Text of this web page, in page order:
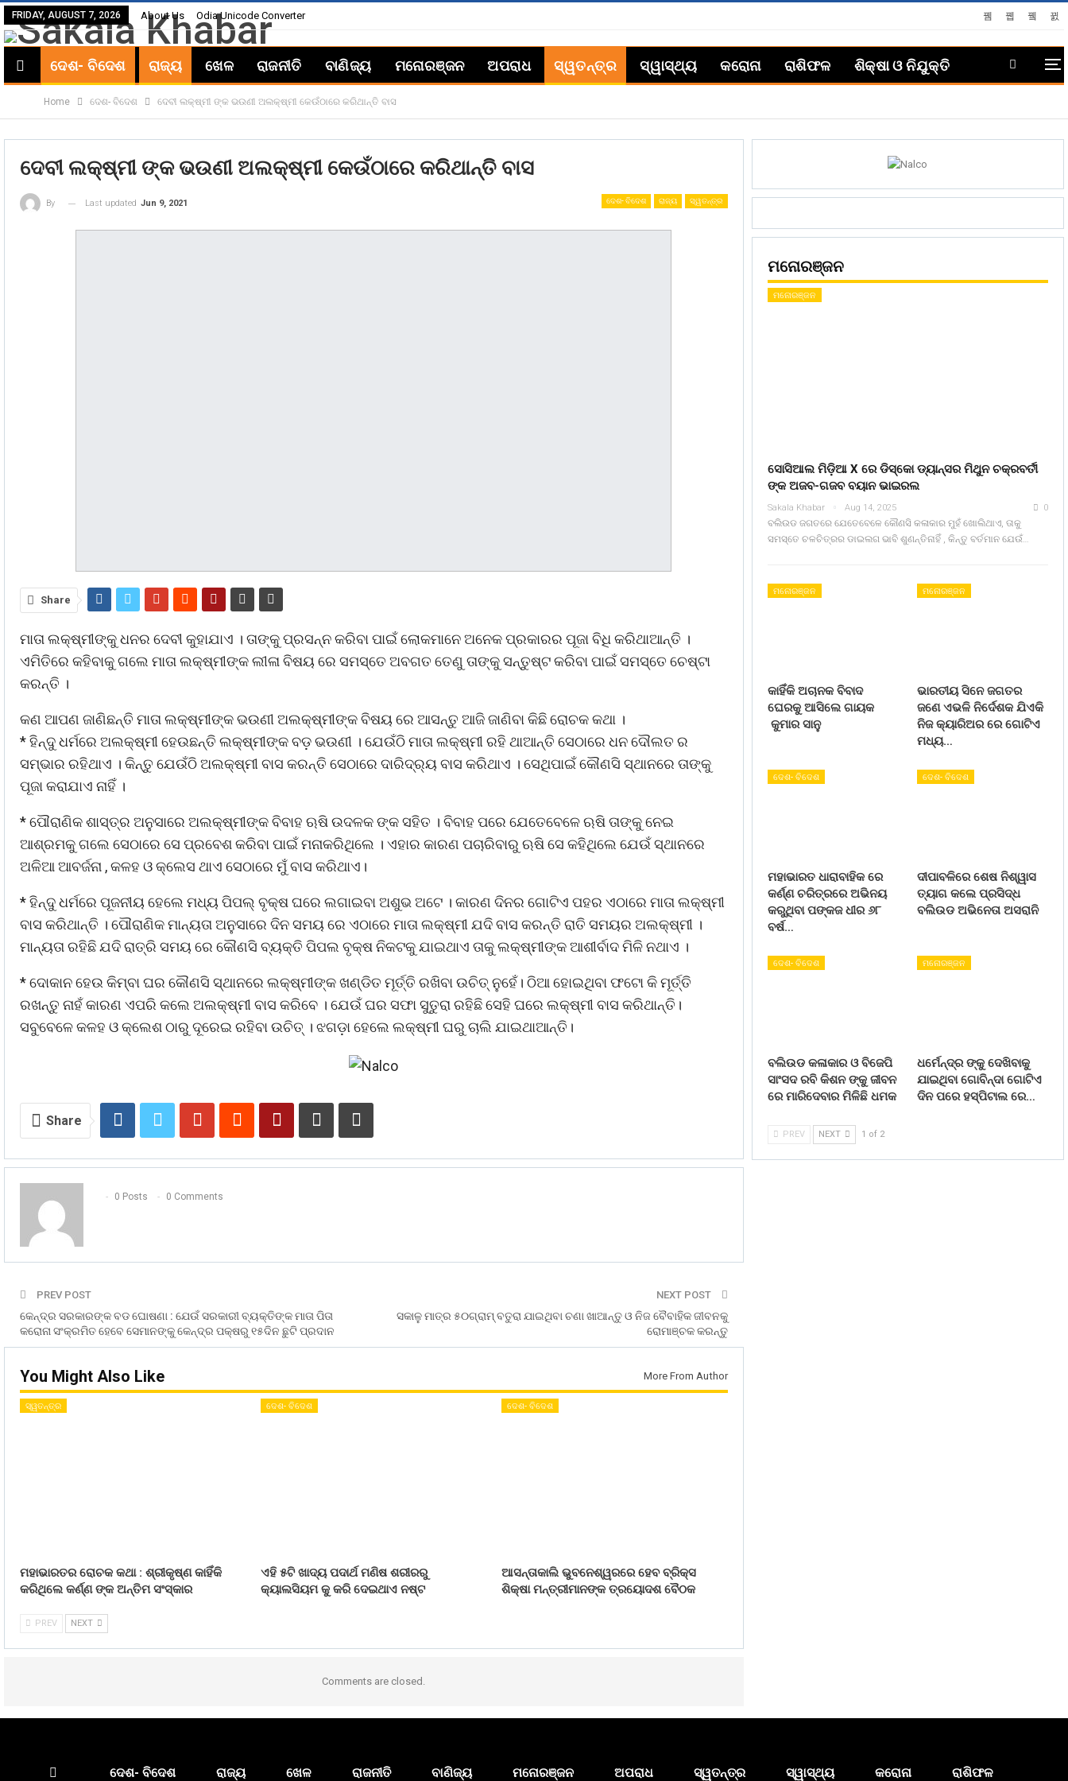
FRIDAY, AUGUST 7, 2026 About Us Odia Unicode Converter
ଦେଶ- ବିଦେଶ ରାଜ୍ୟ ଖେଳ ରାଜନୀତି ବାଣିଜ୍ୟ ମନୋରଞ୍ଜନ ଅପରାଧ ସ୍ୱତନ୍ତ୍ର ସ୍ୱାସ୍ଥ୍ୟ କରୋନା ରାଶିଫଳ ଶିକ୍ଷା ଓ ନିଯୁକ୍ତି
Home ଦେଶ- ବିଦେଶ ଦେବୀ ଲକ୍ଷ୍ମୀ ଙ୍କ ଭଉଣୀ ଅଲକ୍ଷ୍ମୀ କେଉଁଠାରେ କରିଥାନ୍ତି ବାସ
ଦେବୀ ଲକ୍ଷ୍ମୀ ଙ୍କ ଭଉଣୀ ଅଲକ୍ଷ୍ମୀ କେଉଁଠାରେ କରିଥାନ୍ତି ବାସ
ଦେଶ- ବିଦେଶ ରାଜ୍ୟ ସ୍ୱତନ୍ତ୍ର
By Last updated Jun 9, 2021
Share
ମାତା ଲକ୍ଷ୍ମୀଙ୍କୁ ଧନର ଦେବୀ କୁହାଯାଏ । ତାଙ୍କୁ ପ୍ରସନ୍ନ କରିବା ପାଇଁ ଲୋକମାନେ ଅନେକ ପ୍ରକାରର ପୂଜା ବିଧି କରିଥାଆନ୍ତି ।
ଏମିତିରେ କହିବାକୁ ଗଲେ ମାତା ଲକ୍ଷ୍ମୀଙ୍କ ଲୀଳା ବିଷୟ ରେ ସମସ୍ତେ ଅବଗତ ତେଣୁ ତାଙ୍କୁ ସନ୍ତୁଷ୍ଟ କରିବା ପାଇଁ ସମସ୍ତେ ଚେଷ୍ଟା
କରନ୍ତି ।
କଣ ଆପଣ ଜାଣିଛନ୍ତି ମାତା ଲକ୍ଷ୍ମୀଙ୍କ ଭଉଣୀ ଅଲକ୍ଷ୍ମୀଙ୍କ ବିଷୟ ରେ ଆସନ୍ତୁ ଆଜି ଜାଣିବା କିଛି ରୋଚକ କଥା ।
* ହିନ୍ଦୁ ଧର୍ମରେ ଅଲକ୍ଷ୍ମୀ ହେଉଛନ୍ତି ଲକ୍ଷ୍ମୀଙ୍କ ବଡ଼ ଭଉଣୀ । ଯେଉଁଠି ମାତା ଲକ୍ଷ୍ମୀ ରହି ଥାଆନ୍ତି ସେଠାରେ ଧନ ଦୌଲତ ର
ସମ୍ଭାର ରହିଥାଏ । କିନ୍ତୁ ଯେଉଁଠି ଅଲକ୍ଷ୍ମୀ ବାସ କରନ୍ତି ସେଠାରେ ଦାରିଦ୍ର୍ୟ ବାସ କରିଥାଏ । ସେଥିପାଇଁ କୌଣସି ସ୍ଥାନରେ ତାଙ୍କୁ
ପୂଜା କରାଯାଏ ନାହିଁ ।
* ପୌରାଣିକ ଶାସ୍ତ୍ର ଅନୁସାରେ ଅଲକ୍ଷ୍ମୀଙ୍କ ବିବାହ ଋଷି ଉଦଳକ ଙ୍କ ସହିତ । ବିବାହ ପରେ ଯେତେବେଳେ ଋଷି ତାଙ୍କୁ ନେଇ
ଆଶ୍ରମକୁ ଗଲେ ସେଠାରେ ସେ ପ୍ରବେଶ କରିବା ପାଇଁ ମନାକରିଥିଲେ । ଏହାର କାରଣ ପଚାରିବାରୁ ଋଷି ସେ କହିଥିଲେ ଯେଉଁ ସ୍ଥାନରେ
ଅଳିଆ ଆବର୍ଜନା , କଳହ ଓ କ୍ଲେସ ଥାଏ ସେଠାରେ ମୁଁ ବାସ କରିଥାଏ।
* ହିନ୍ଦୁ ଧର୍ମରେ ପୂଜନୀୟ ହେଲେ ମଧ୍ୟ ପିପଲ୍ ବୃକ୍ଷ ଘରେ ଲଗାଇବା ଅଶୁଭ ଅଟେ । କାରଣ ଦିନର ଗୋଟିଏ ପହର ଏଠାରେ ମାତା ଲକ୍ଷ୍ମୀ
ବାସ କରିଥାନ୍ତି । ପୌରାଣିକ ମାନ୍ୟତା ଅନୁସାରେ ଦିନ ସମୟ ରେ ଏଠାରେ ମାତା ଲକ୍ଷ୍ମୀ ଯଦି ବାସ କରନ୍ତି ରାତି ସମୟର ଅଲକ୍ଷ୍ମୀ ।
ମାନ୍ୟତା ରହିଛି ଯଦି ରାତ୍ରି ସମୟ ରେ କୌଣସି ବ୍ୟକ୍ତି ପିପଲ ବୃକ୍ଷ ନିକଟକୁ ଯାଇଥାଏ ତାକୁ ଲକ୍ଷ୍ମୀଙ୍କ ଆଶୀର୍ବାଦ ମିଳି ନଥାଏ ।
* ଦୋକାନ ହେଉ କିମ୍ବା ଘର କୌଣସି ସ୍ଥାନରେ ଲକ୍ଷ୍ମୀଙ୍କ ଖଣ୍ଡିତ ମୂର୍ତ୍ତି ରଖିବା ଉଚିତ୍ ନୁହେଁ। ଠିଆ ହୋଇଥିବା ଫଟୋ କି ମୂର୍ତ୍ତି
ରଖନ୍ତୁ ନାହଁ କାରଣ ଏପରି କଲେ ଅଲକ୍ଷ୍ମୀ ବାସ କରିବେ । ଯେଉଁ ଘର ସଫା ସୁତୁରା ରହିଛି ସେହି ଘରେ ଲକ୍ଷ୍ମୀ ବାସ କରିଥାନ୍ତି।
ସବୁବେଳେ କଳହ ଓ କ୍ଲେଶ ଠାରୁ ଦୂରେଇ ରହିବା ଉଚିତ୍ । ଝଗଡ଼ା ହେଲେ ଲକ୍ଷ୍ମୀ ଘରୁ ଚାଲି ଯାଇଥାଆନ୍ତି।
Share
0 Posts 0 Comments
PREV POST
କେନ୍ଦ୍ର ସରକାରଙ୍କ ବଡ ଘୋଷଣା : ଯେଉଁ ସରକାରୀ ବ୍ୟକ୍ତିଙ୍କ ମାତା ପିତା
କରୋନା ସଂକ୍ରମିତ ହେବେ ସେମାନଙ୍କୁ କେନ୍ଦ୍ର ପକ୍ଷରୁ ୧୫ଦିନ ଛୁଟି ପ୍ରଦାନ
NEXT POST
ସକାଳୁ ମାତ୍ର ୫୦ଗ୍ରାମ୍ ବତୁରା ଯାଇଥିବା ଚଣା ଖାଆନ୍ତୁ ଓ ନିଜ ବୈବାହିକ ଜୀବନକୁ
ରୋମାଞ୍ଚକ କରନ୍ତୁ
You Might Also Like More From Author
ସ୍ୱତନ୍ତ୍ର
ମହାଭାରତର ରୋଚକ କଥା : ଶ୍ରୀକୃଷ୍ଣ କାହିଁକି
କରିଥିଲେ କର୍ଣ୍ଣ ଙ୍କ ଅନ୍ତିମ ସଂସ୍କାର
ଦେଶ- ବିଦେଶ
ଏହି ୫ଟି ଖାଦ୍ୟ ପଦାର୍ଥ ମଣିଷ ଶରୀରରୁ
କ୍ୟାଲସିୟମ କୁ କରି ଦେଇଥାଏ ନଷ୍ଟ
ଦେଶ- ବିଦେଶ
ଆସନ୍ତାକାଲି ଭୁବନେଶ୍ୱରରେ ହେବ ବ୍ରିକ୍ସ
ଶିକ୍ଷା ମନ୍ତ୍ରୀମାନଙ୍କ ତ୍ରୟୋଦଶ ବୈଠକ
PREV NEXT
Comments are closed.
ମନୋରଞ୍ଜନ
ମନୋରଞ୍ଜନ
ସୋସିଆଲ ମିଡ଼ିଆ X ରେ ଡିସ୍କୋ ଡ୍ୟାନ୍ସର ମିଥୁନ ଚକ୍ରବର୍ତୀ
ଙ୍କ ଅଜବ-ଗଜବ ବୟାନ ଭାଇରଲ
Sakala Khabar Aug 14, 2025 0
ବଲିଉଡ ଜଗତରେ ଯେତେବେଳେ କୌଣସି କଳାକାର ମୁହଁ ଖୋଲିଥାଏ, ତାକୁ
ସମସ୍ତେ ଚଳଚିତ୍ରର ଡାଇଲଗ ଭାବି ଶୁଣନ୍ତିନାହିଁ , କିନ୍ତୁ ବର୍ତମାନ ଯେଉଁ…
ମନୋରଞ୍ଜନ
କାହିଁକି ଅଚାନକ ବିବାଦ
ଘେରକୁ ଆସିଲେ ଗାୟକ
କୁମାର ସାନୁ
ମନୋରଞ୍ଜନ
ଭାରତୀୟ ସିନେ ଜଗତର
ଜଣେ ଏଭଳି ନିର୍ଦେଶକ ଯିଏକି
ନିଜ କ୍ୟାରିଅର ରେ ଗୋଟିଏ
ମଧ୍ୟ…
ଦେଶ- ବିଦେଶ
ମହାଭାରତ ଧାରାବାହିକ ରେ
କର୍ଣ୍ଣ ଚରିତ୍ରରେ ଅଭିନୟ
କରୁଥିବା ପଙ୍କଜ ଧୀର ୬୮
ବର୍ଷ…
ଦେଶ- ବିଦେଶ
ଦୀପାବଳିରେ ଶେଷ ନିଶ୍ୱାସ
ତ୍ୟାଗ କଲେ ପ୍ରସିଦ୍ଧ
ବଲିଉଡ ଅଭିନେତା ଅସରାନି
ଦେଶ- ବିଦେଶ
ବଲିଉଡ କଳାକାର ଓ ବିଜେପି
ସାଂସଦ ରବି କିଶନ ଙ୍କୁ ଜୀବନ
ରେ ମାରିଦେବାର ମିଳିଛି ଧମକ
ମନୋରଞ୍ଜନ
ଧର୍ମେନ୍ଦ୍ର ଙ୍କୁ ଦେଖିବାକୁ
ଯାଇଥିବା ଗୋବିନ୍ଦା ଗୋଟିଏ
ଦିନ ପରେ ହସ୍ପିଟାଲ ରେ…
PREV NEXT 1 of 2
ଦେଶ- ବିଦେଶ ରାଜ୍ୟ ଖେଳ ରାଜନୀତି ବାଣିଜ୍ୟ ମନୋରଞ୍ଜନ ଅପରାଧ ସ୍ୱତନ୍ତ୍ର ସ୍ୱାସ୍ଥ୍ୟ କରୋନା ରାଶିଫଳ